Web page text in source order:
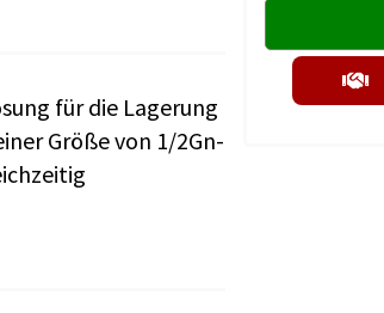
für die Lagerung
Größe von 1/2Gn-